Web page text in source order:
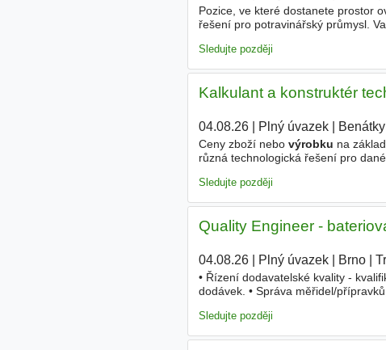
Pozice, ve které dostanete prostor
řešení pro potravinářský průmysl.
Sledujte později
Kalkulant a konstruktér
04.08.26| Plný úvazek|
Ceny zboží nebo výrobku na
různá technologická řešení pro
Sledujte později
Quality Engineer -
04.08.26| Plný úvazek| Brno|
• Řízení dodavatelské kvality -
dodávek. • Správa měřidel/
Sledujte později